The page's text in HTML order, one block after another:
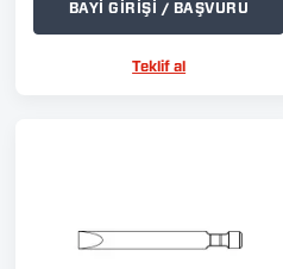
BAYİ GİRİŞİ / BAŞVURU
Teklif al